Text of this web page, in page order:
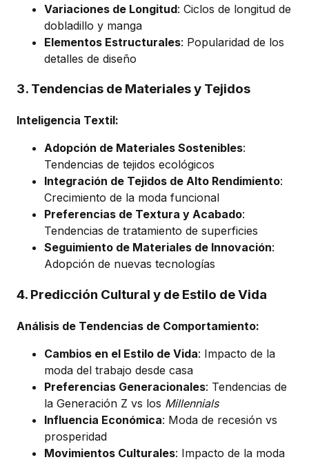
Variaciones de Longitud: Ciclos de longitud de
dobladillo y manga
Elementos Estructurales: Popularidad de los
detalles de diseño
3. Tendencias de Materiales y Tejidos
Inteligencia Textil:
Adopción de Materiales Sostenibles:
Tendencias de tejidos ecológicos
Integración de Tejidos de Alto Rendimiento:
Crecimiento de la moda funcional
Preferencias de Textura y Acabado:
Tendencias de tratamiento de superficies
Seguimiento de Materiales de Innovación:
Adopción de nuevas tecnologías
4. Predicción Cultural y de Estilo de Vida
Análisis de Tendencias de Comportamiento:
Cambios en el Estilo de Vida: Impacto de la
moda del trabajo desde casa
Preferencias Generacionales: Tendencias de
la Generación Z vs los Millennials
Influencia Económica: Moda de recesión vs
prosperidad
Movimientos Culturales: Impacto de la moda